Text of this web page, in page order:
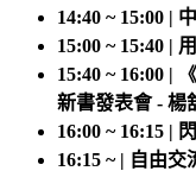
14:40 ~ 15:00 |
15:00 ~ 15:40 |
15:40 ~ 16:00 |
新書發表會 - 楊
16:00 ~ 16:15 |
16:15 ~ | 自由交